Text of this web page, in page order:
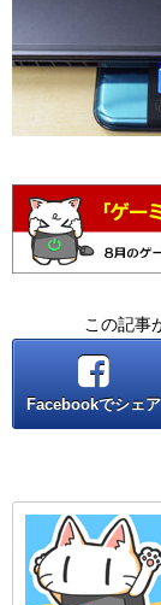
この記事
Facebookでシェア